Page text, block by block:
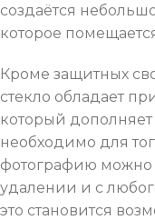
создаётся
которое
Кроме защитных
стекло обладает
который дополняет
необходимо для
фотографию можно
удалении и с
это становится